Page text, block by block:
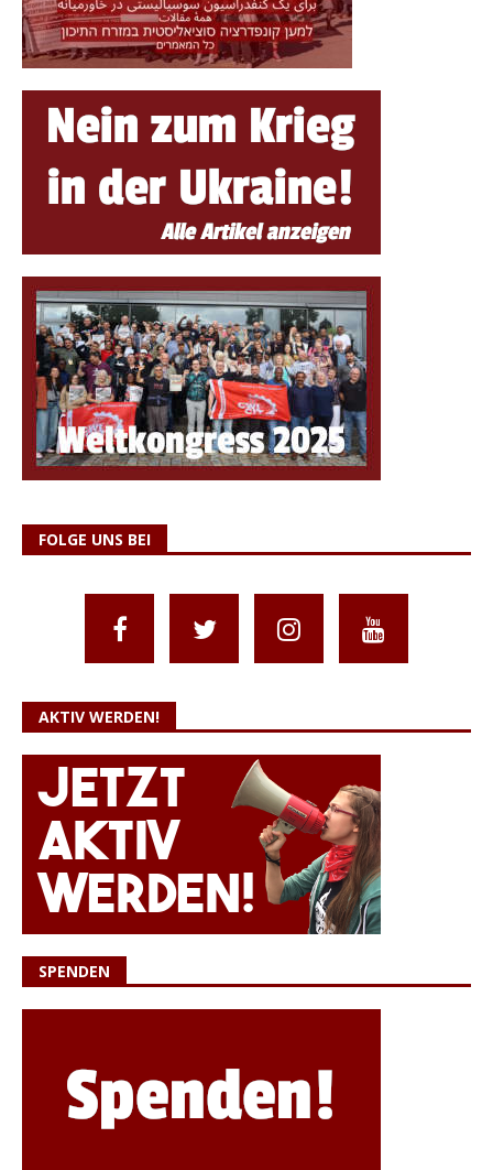
FOLGE UNS BEI
AKTIV WERDEN!
SPENDEN